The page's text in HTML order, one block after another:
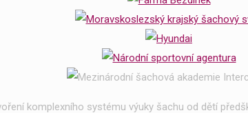
komplexního systému výuky šachu od dětí